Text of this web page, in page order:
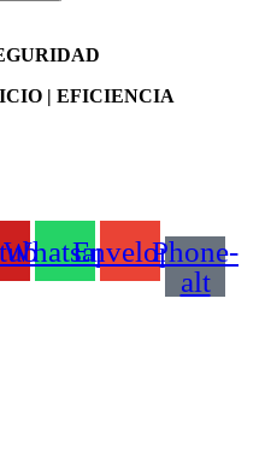
| EFICIENCIA
WhatsappEnvelopePhone-
alt